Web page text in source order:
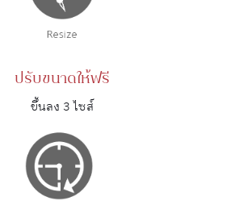
ปรับขนาดให้ฟรี
ขึ้นลง 3 ไซส์